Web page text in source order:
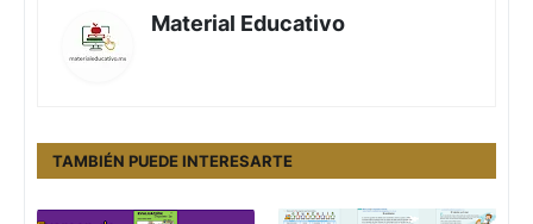
Material Educativo
TAMBIÉN PUEDE INTERESARTE